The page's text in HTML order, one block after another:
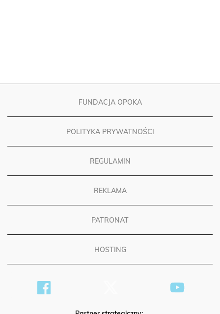
FUNDACJA OPOKA
POLITYKA PRYWATNOŚCI
REGULAMIN
REKLAMA
PATRONAT
HOSTING